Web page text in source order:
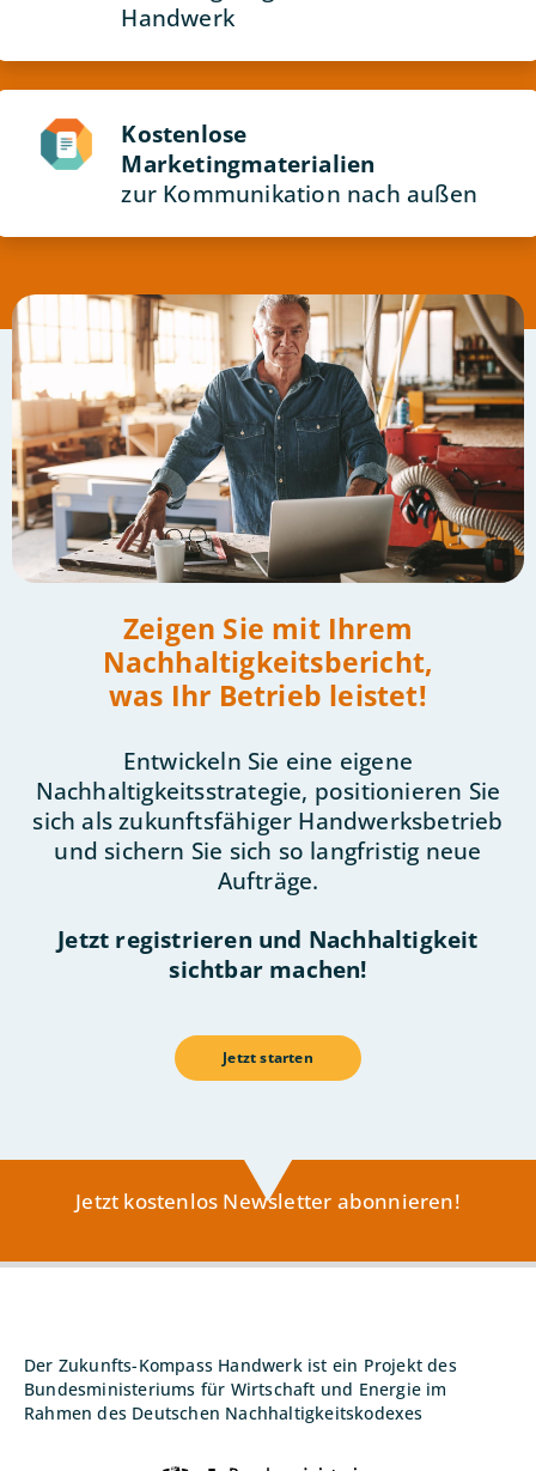
Handwerk
Kostenlose
Marketingmaterialien
zur Kommunikation nach außen
Bild
Zeigen Sie mit Ihrem
Nachhaltigkeitsbericht,
was Ihr Betrieb leistet!
Entwickeln Sie eine eigene
Nachhaltigkeitsstrategie, positionieren Sie
sich als zukunftsfähiger Handwerksbetrieb
und sichern Sie sich so langfristig neue
Aufträge.
Jetzt registrieren und Nachhaltigkeit
sichtbar machen!
Jetzt starten
Jetzt kostenlos Newsletter abonnieren!
Der Zukunfts-Kompass Handwerk ist ein Projekt des
Bundesministeriums für Wirtschaft und Energie im
Rahmen des Deutschen Nachhaltigkeitskodexes